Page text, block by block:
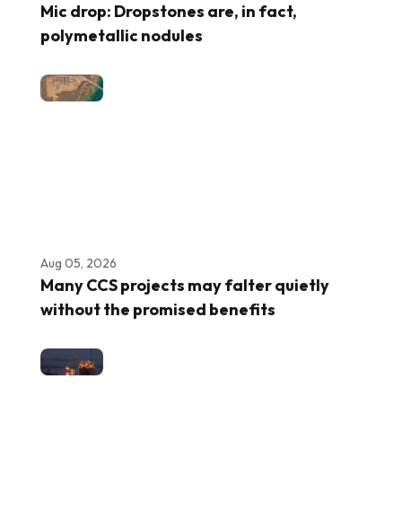
Mic drop: Dropstones are, in fact,
polymetallic nodules
Aug 05, 2026
Many CCS projects may falter quietly
without the promised benefits